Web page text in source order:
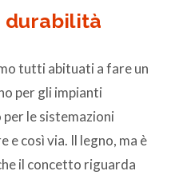
durabilità
tutti abituati a fare un
per gli impianti
le sistemazioni
e così via. Il legno, ma è
il concetto riguarda